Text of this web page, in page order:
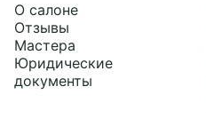
О салоне
Отзывы
Мастера
Юридические
документы